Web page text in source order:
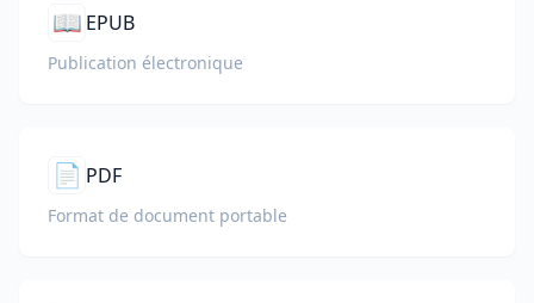
📖 EPUB
Publication électronique
📄 PDF
Format de document portable